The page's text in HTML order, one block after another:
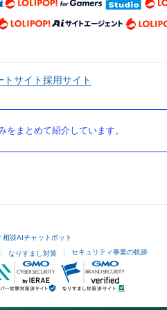
トサイト採用サイト
まとめて紹介しています。
相談AIチャットボット
なりすまし対策 セキュリティ事業の軌跡